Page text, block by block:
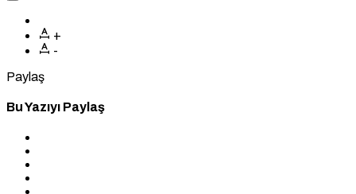
+
-
Paylaş
Bu Yazıyı Paylaş